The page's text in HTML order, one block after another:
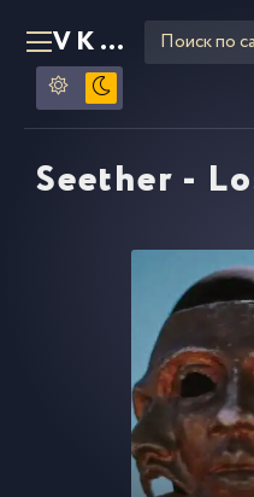
VKLIPE
Seether -